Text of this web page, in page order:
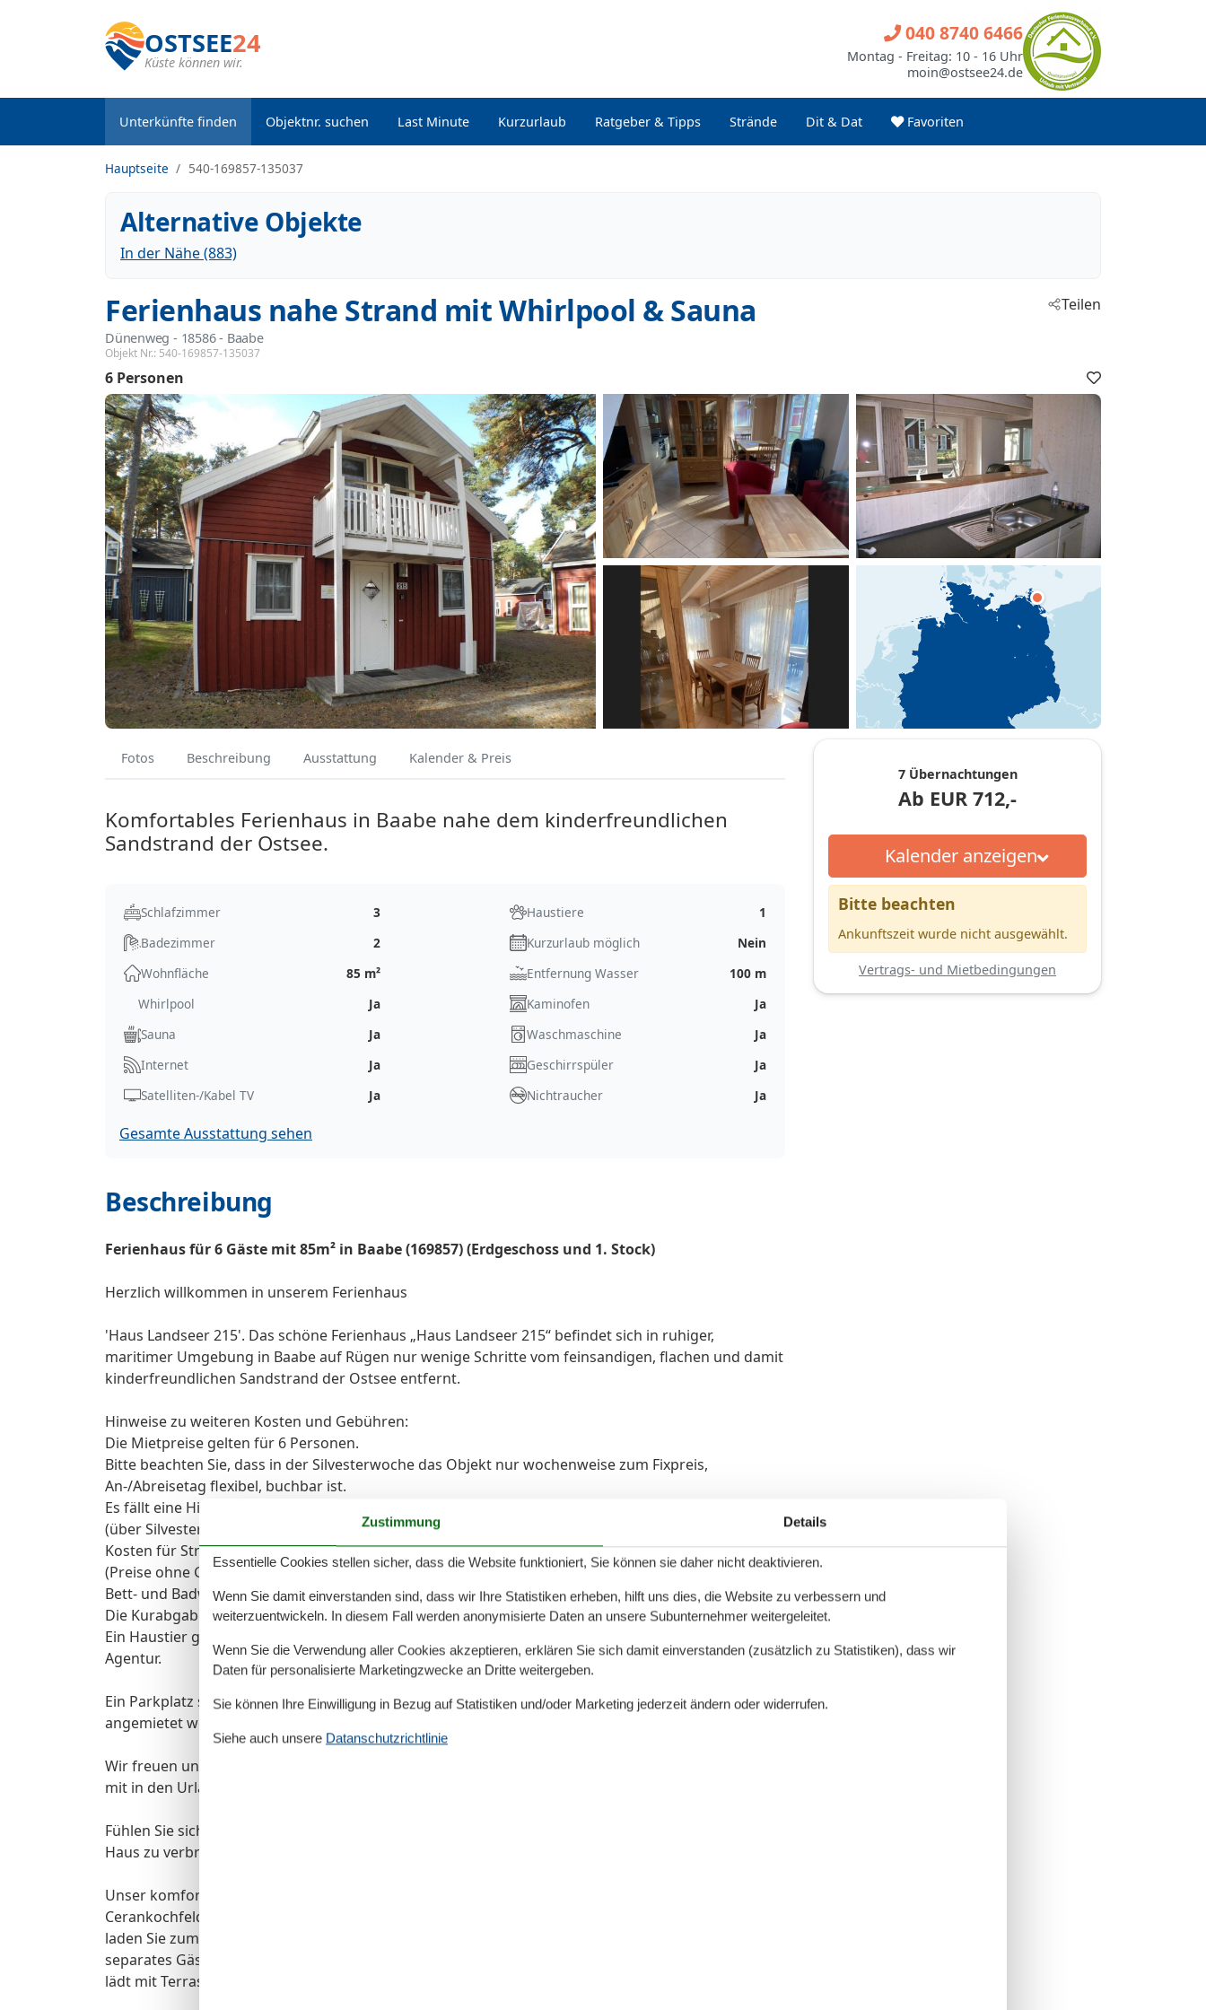
OSTSEE24
Küste können wir.
Unterkünfte finden Objektnr. suchen Last Minute Kurzurlaub Ratgeber & Tipps Strände Dit & Dat Favoriten
040 8740 6466
Montag - Freitag: 10 - 16 Uhr
moin@ostsee24.de
Hauptseite 540-169857-135037
Alternative Objekte
In der Nähe (883)
Ferienhaus nahe Strand mit Whirlpool & Sauna
Dünenweg - 18586 - Baabe
Objekt Nr.: 540-169857-135037
Teilen
6 Personen
Fotos Beschreibung Ausstattung Kalender & Preis
Komfortables Ferienhaus in Baabe nahe dem kinderfreundlichen
Sandstrand der Ostsee.
Schlafzimmer
3
Badezimmer
2
Wohnfläche
85 m²
Haustiere
1
Kurzurlaub möglich
Nein
Entfernung Wasser
100 m
Whirlpool
Ja
Sauna
Ja
Internet
Ja
Satelliten-/Kabel TV
Ja
Kaminofen
Ja
Waschmaschine
Ja
Geschirrspüler
Ja
Nichtraucher
Ja
Gesamte Ausstattung sehen
Beschreibung
Ferienhaus für 6 Gäste mit 85m² in Baabe (169857) (Erdgeschoss und 1. Stock)
Herzlich willkommen in unserem Ferienhaus
'Haus Landseer 215'. Das schöne Ferienhaus „Haus Landseer 215“ befindet sich in ruhiger,
maritimer Umgebung in Baabe auf Rügen nur wenige Schritte vom feinsandigen, flachen und damit
kinderfreundlichen Sandstrand der Ostsee entfernt.
Hinweise zu weiteren Kosten und Gebühren:
Die Mietpreise gelten für 6 Personen.
Bitte beachten Sie, dass in der Silvesterwoche das Objekt nur wochenweise zum Fixpreis,
An-/Abreisetag flexibel, buchbar ist.
Es fällt eine Hinterlegungssumme von 150 € für Sicherheitsleistungen und Verbrauchskosten an
(über Silvester 200 €).
Kosten für Strom (0,48 € / kWh) und Wasser (6,50 € / m³ ) werden nach Verbrauch abgerechnet
(Preise ohne Gewähr) und mit der bezahlten Sicherheitsleistung verrechnet.
Bett- und Badwäsche, Kaminholz können auf Wunsch kostenpflichtig bestellt werden.
Die Kurabgabe wird vor Anreise fällig.
Ein Haustier gegen Aufpreis buchbar. Für die Buchung weiterer Haustiere kontaktieren Sie bitte Ihre
Agentur.
Ein Parkplatz steht kostenlos zur Verfügung. Ein weiterer Parkplatz kann kostenpflichtig
angemietet werden.
Wir freuen uns, Familien mit Haustieren nicht nur Gelegenheit zu bieten Ihren geliebten Kameraden
mit in den Urlaub zu nehmen, wir wünschen es sogar.
Fühlen Sie sich und Ihre vierbeinigen Lieblinge herzlich eingeladen, erholsame Tage in unserem
Haus zu verbringen!
Unser komfortables Ferienhaus verfügt über eine offene Küche mit Spülmaschine und
Cerankochfeld. Angrenzend liegen Wohnzimmer und offener Essbereich. Die drei Schlafzimmer
laden Sie zum Träumen ein. Das Badezimmer mit Whirlpool und Sauna im Erdgeschoss, sowie ein
separates Gäste-WC im Obergeschoss vervollständigen den Komfort. Die Terrasse hinter dem Haus
lädt mit Terrassenmöbeln zum Relaxen ein.
7 Übernachtungen
Ab EUR 712,-
Kalender anzeigen
Bitte beachten
Ankunftszeit wurde nicht ausgewählt.
Vertrags- und Mietbedingungen
Zustimmung Details
Essentielle Cookies stellen sicher, dass die Website funktioniert, Sie können sie daher nicht deaktivieren.
Wenn Sie damit einverstanden sind, dass wir Ihre Statistiken erheben, hilft uns dies, die Website zu verbessern und
weiterzuentwickeln. In diesem Fall werden anonymisierte Daten an unsere Subunternehmer weitergeleitet.
Wenn Sie die Verwendung aller Cookies akzeptieren, erklären Sie sich damit einverstanden (zusätzlich zu Statistiken), dass wir
Daten für personalisierte Marketingzwecke an Dritte weitergeben.
Sie können Ihre Einwilligung in Bezug auf Statistiken und/oder Marketing jederzeit ändern oder widerrufen.
Siehe auch unsere Datanschutzrichtlinie